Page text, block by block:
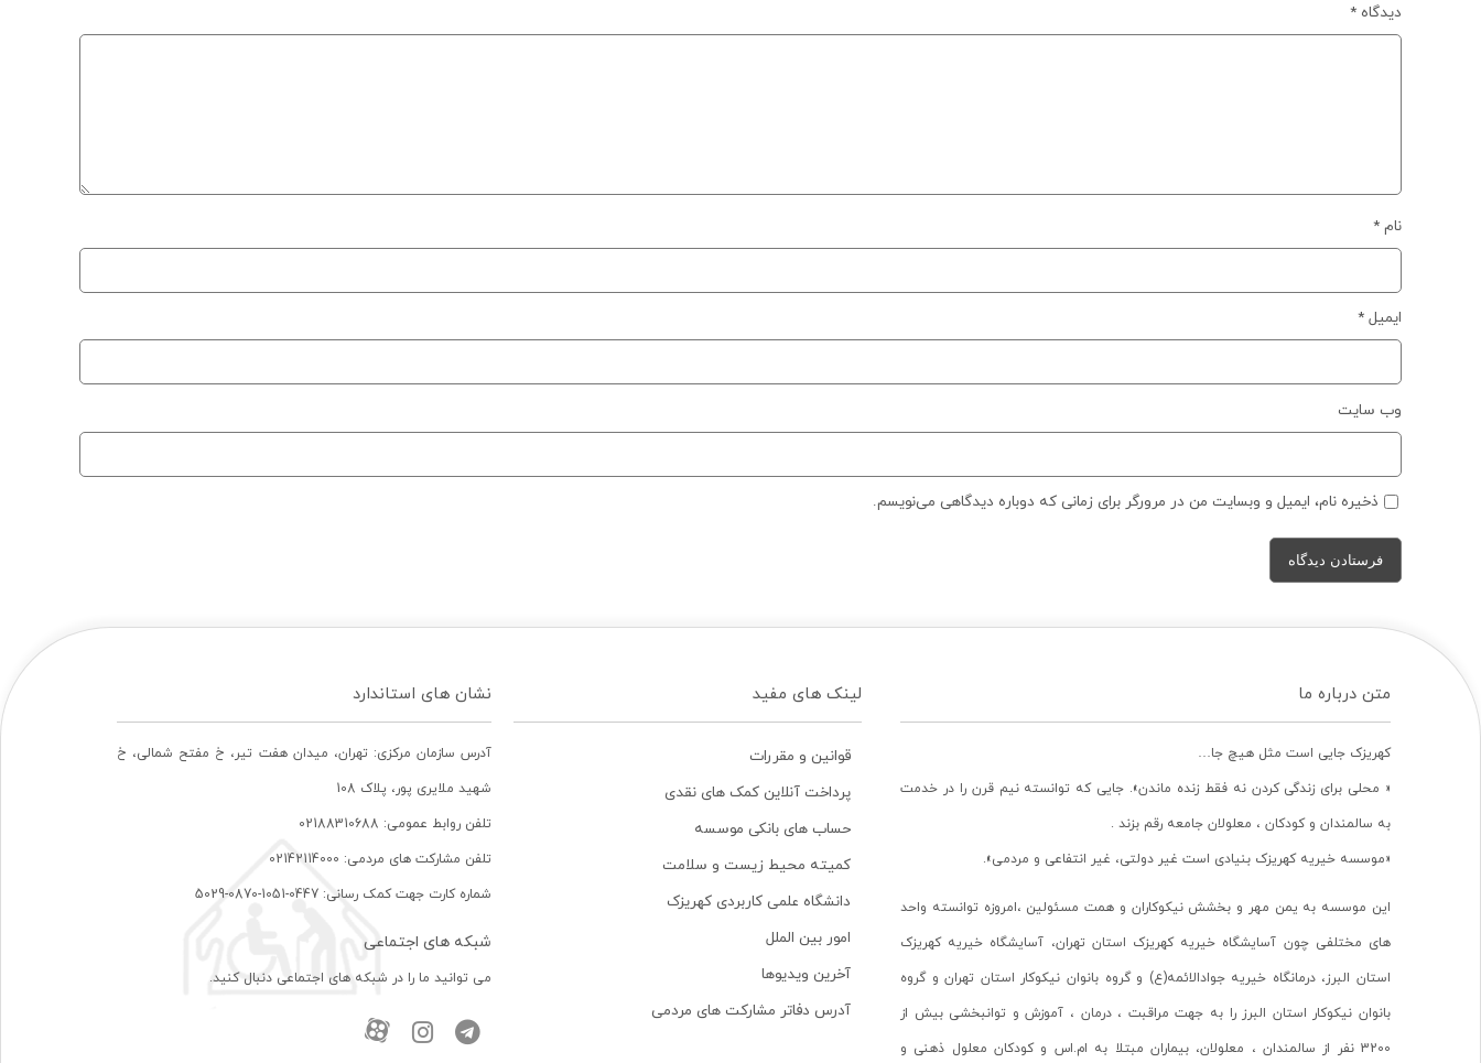
دیدگاه *
نام *
ایمیل *
وب‌ سایت
ذخیره نام، ایمیل و وبسایت من در مرورگر برای زمانی که دوباره دیدگاهی می‌نویسم.
متن درباره ما
کهریزک جایی است مثل هیچ جا…
« محلی برای زندگی کردن نه فقط زنده ماندن». جایی که توانسته نیم قرن را در خدمت
به سالمندان و کودکان ، معلولان جامعه رقم بزند .
«موسسه خیریه کهریزک بنیادی است غیر دولتی، غیر انتفاعی و مردمی».
این موسسه به یمن مهر و بخشش نیکوکاران و همت مسئولین ،امروزه توانسته واحد
های مختلفی چون آسایشگاه خیریه کهریزک استان تهران، آسایشگاه خیریه کهریزک
استان البرز، درمانگاه خیریه جوادالائمه(ع) و گروه بانوان نیکوکار استان تهران و گروه
بانوان نیکوکار استان البرز را به جهت مراقبت ، درمان ، آموزش و توانبخشی بیش از
3200 نفر از سالمندان ، معلولان، بیماران مبتلا به ام.اس و کودکان معلول ذهنی و
لینک های مفید
قوانین و مقررات
پرداخت آنلاین کمک های نقدی
حساب های بانکی موسسه
کمیته محیط زیست و سلامت
دانشگاه علمی کاربردی کهریزک
امور بین الملل
آخرین ویدیوها
آدرس دفاتر مشارکت های مردمی
نشان های استاندارد
آدرس سازمان مرکزی: تهران، ميدان هفت تير، خ مفتح شمالی، خ
شهيد ملايری پور، پلاک 108
تلفن روابط عمومی: 02188310688
تلفن مشارکت های مردمی: 02142114000
شماره کارت جهت کمک رسانی: 0447-1051-0870-5029
شبکه های اجتماعی
می توانید ما را در شبکه های اجتماعی دنبال کنید.